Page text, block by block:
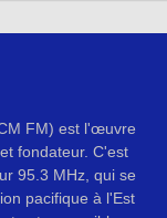
FM) est l'œuvre
fondateur. C'est
95.3 MHz, qui se
pacifique à l'Est